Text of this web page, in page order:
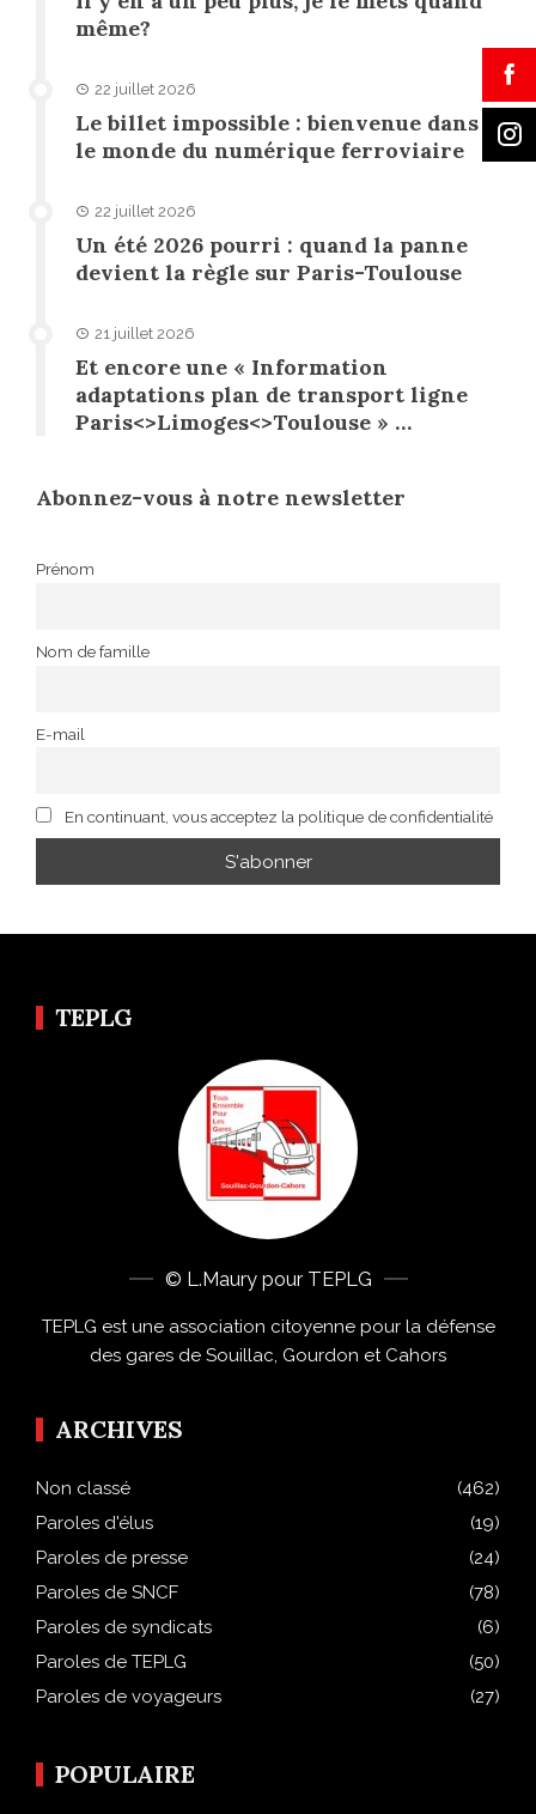
même?
22 juillet 2026
Le billet impossible : bienvenue dans
le monde du numérique ferroviaire
22 juillet 2026
Un été 2026 pourri : quand la panne
devient la règle sur Paris-Toulouse
21 juillet 2026
Et encore une « Information
adaptations plan de transport ligne
Paris<>Limoges<>Toulouse » …
Abonnez-vous à notre newsletter
Prénom
Nom de famille
E-mail
En continuant, vous acceptez la politique de confidentialité
TEPLG
© L.Maury pour TEPLG
TEPLG est une association citoyenne pour la défense
des gares de Souillac, Gourdon et Cahors
ARCHIVES
Non classé
(462)
Paroles d'élus
(19)
Paroles de presse
(24)
Paroles de SNCF
(78)
Paroles de syndicats
(6)
Paroles de TEPLG
(50)
Paroles de voyageurs
(27)
POPULAIRE